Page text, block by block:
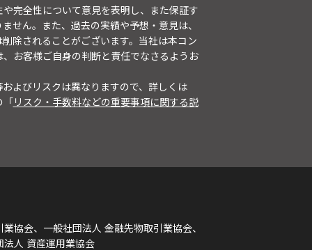
完全性について意見を表明し、また保証す
せん。また、過去の実績や予想・意見は、
除されることがございます。当社は本コン
お客様ご自身の判断と責任でなさるようお
よびリスクは異なりますので、詳しくは
「リスク・手数料などの重要事項に関する説
協会、一般社団法人 金融先物取引業協会、
人 資産運用業協会